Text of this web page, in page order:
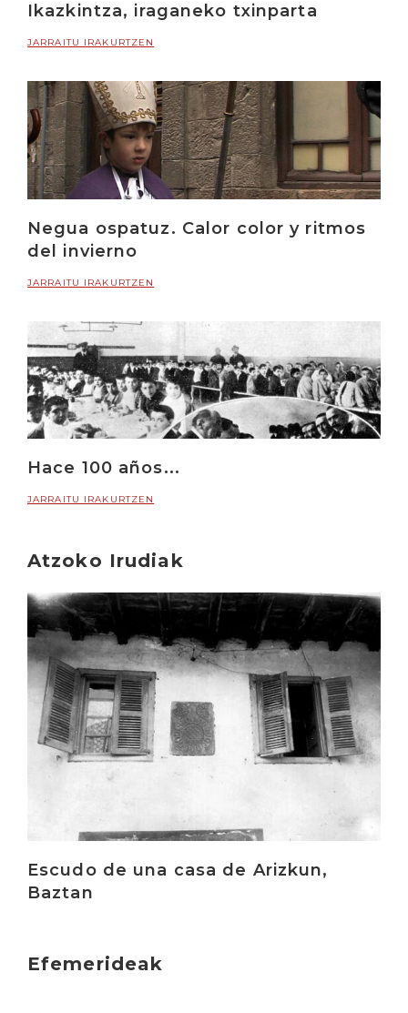
Ikazkintza, iraganeko txinparta
JARRAITU IRAKURTZEN
Negua ospatuz. Calor color y ritmos
del invierno
JARRAITU IRAKURTZEN
Hace 100 años...
JARRAITU IRAKURTZEN
Atzoko Irudiak
Escudo de una casa de Arizkun,
Baztan
Irakurri
Efemerideak